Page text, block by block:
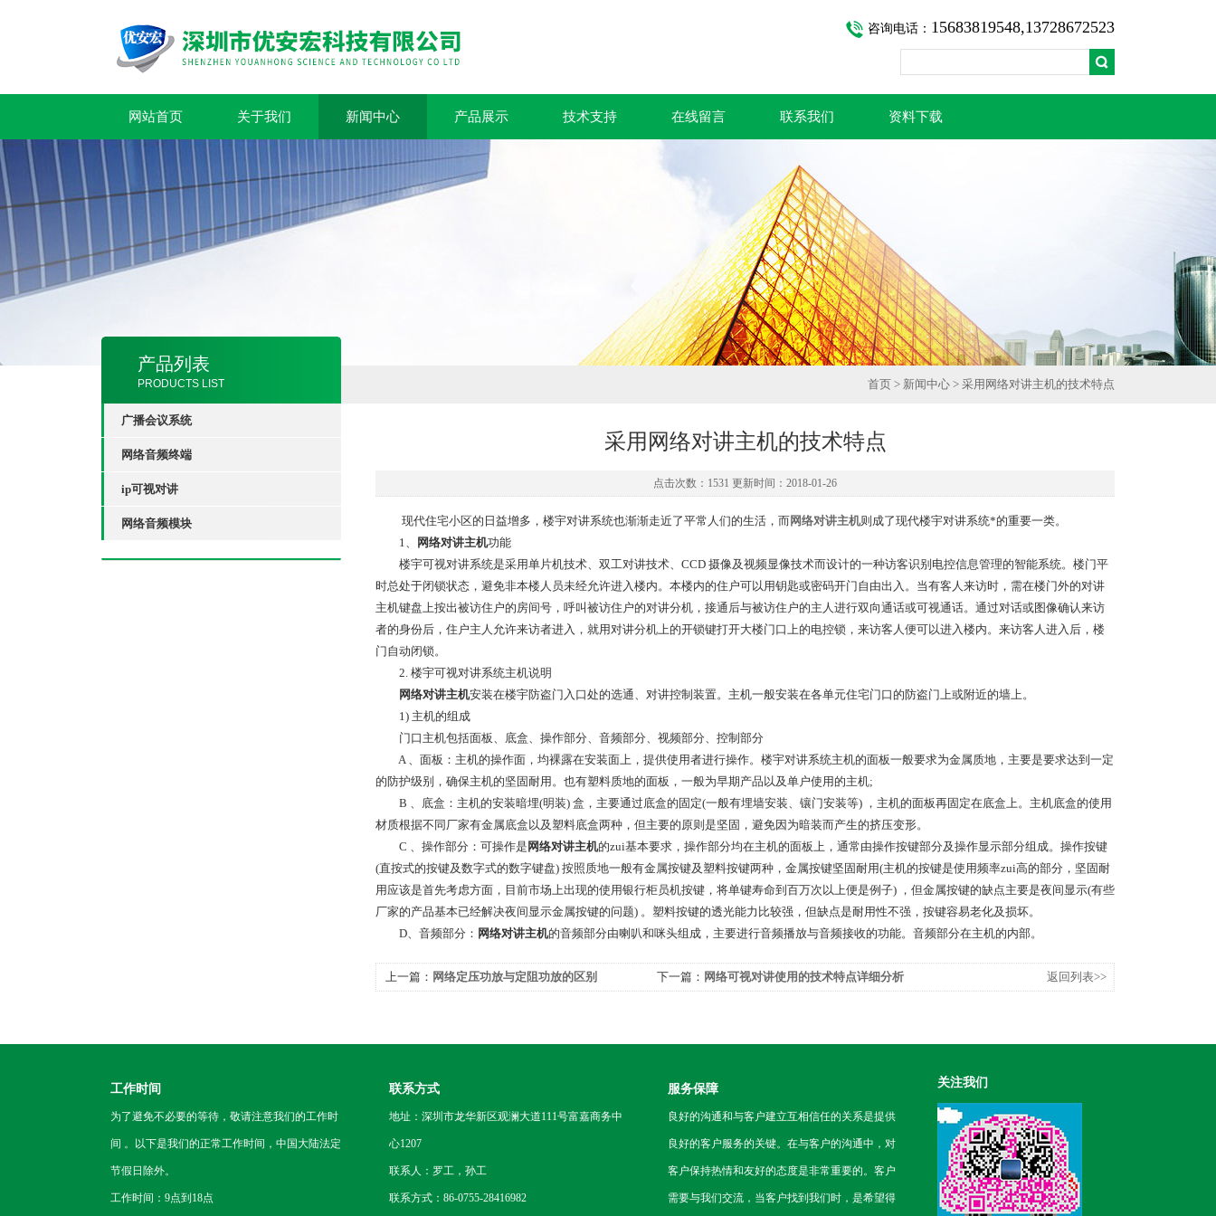
咨询电话： 15683819548,13728672523
网站首页 关于我们 新闻中心 产品展示 技术支持 在线留言 联系我们 资料下载
产品列表
PRODUCTS LIST
广播会议系统
网络音频终端
ip可视对讲
网络音频模块
首页 > 新闻中心 > 采用网络对讲主机的技术特点
采用网络对讲主机的技术特点
点击次数：1531 更新时间：2018-01-26
现代住宅小区的日益增多，楼宇对讲系统也渐渐走近了平常人们的生活，而网络对讲主机则成了现代楼宇对讲系统*的重要一类。
1、
网络对讲主机功能
楼宇可视对讲系统是采用单片机技术、双工对讲技术、CCD 摄像及视频显像技术而设计的一种访客识别电控信息管理的智能系统。楼门平
时总处于闭锁状态，避免非本楼人员未经允许进入楼内。本楼内的住户可以用钥匙或密码开门自由出入。当有客人来访时，需在楼门外的对讲
主机键盘上按出被访住户的房间号，呼叫被访住户的对讲分机，接通后与被访住户的主人进行双向通话或可视通话。通过对话或图像确认来访
者的身份后，住户主人允许来访者进入，就用对讲分机上的开锁键打开大楼门口上的电控锁，来访客人便可以进入楼内。来访客人进入后，楼
门自动闭锁。
2. 楼宇可视对讲系统主机说明
网络对讲主机安装在楼宇防盗门入口处的选通、对讲控制装置。主机一般安装在各单元住宅门口的防盗门上或附近的墙上。
1) 主机的组成
门口主机包括面板、底盒、操作部分、音频部分、视频部分、控制部分
A 、面板：主机的操作面，均裸露在安装面上，提供使用者进行操作。楼宇对讲系统主机的面板一般要求为金属质地，主要是要求达到一定
的防护级别，确保主机的坚固耐用。也有塑料质地的面板，一般为早期产品以及单户使用的主机;
B 、底盒：主机的安装暗埋(明装) 盒，主要通过底盒的固定(一般有埋墙安装、镶门安装等) ，主机的面板再固定在底盒上。主机底盒的使用
材质根据不同厂家有金属底盒以及塑料底盒两种，但主要的原则是坚固，避免因为暗装而产生的挤压变形。
C 、操作部分：可操作是 网络对讲主机的zui基本要求，操作部分均在主机的面板上，通常由操作按键部分及操作显示部分组成。操作按键
(直按式的按键及数字式的数字键盘) 按照质地一般有金属按键及塑料按键两种，金属按键坚固耐用(主机的按键是使用频率zui高的部分，坚固耐
用应该是首先考虑方面，目前市场上出现的使用银行柜员机按键，将单键寿命到百万次以上便是例子) ，但金属按键的缺点主要是夜间显示(有些
厂家的产品基本已经解决夜间显示金属按键的问题) 。塑料按键的透光能力比较强，但缺点是耐用性不强，按键容易老化及损坏。
D、音频部分： 网络对讲主机的音频部分由喇叭和咪头组成，主要进行音频播放与音频接收的功能。音频部分在主机的内部。
上一篇： 网络定压功放与定阻功放的区别 下一篇： 网络可视对讲使用的技术特点详细分析 返回列表>>
工作时间
为了避免不必要的等待，敬请注意我们的工作时
间 。以下是我们的正常工作时间，中国大陆法定
节假日除外。
工作时间：9点到18点
联系方式
地址：深圳市龙华新区观澜大道111号富嘉商务中
心1207
联系人：罗工，孙工
联系方式：86-0755-28416982
服务保障
良好的沟通和与客户建立互相信任的关系是提供
良好的客户服务的关键。在与客户的沟通中，对
客户保持热情和友好的态度是非常重要的。客户
需要与我们交流，当客户找到我们时，是希望得
关注我们